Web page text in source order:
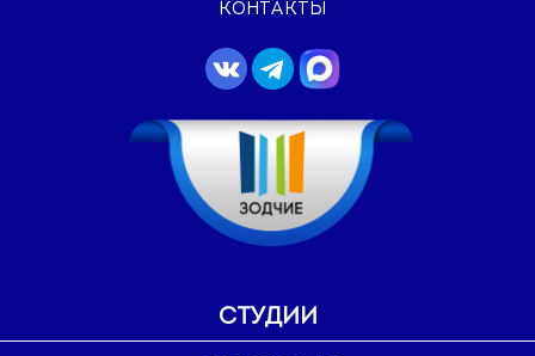
КОНТАКТЫ
СТУДИИ